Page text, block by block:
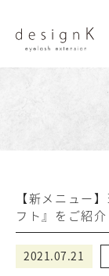
【新メニュー
フト』をご紹介
2021.07.21